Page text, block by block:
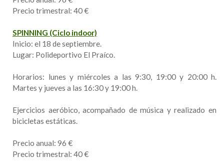
Precio trimestral: 40 €
SPINNING (Ciclo indoor)
Inicio: el 18 de septiembre.
Lugar: Polideportivo El Praíco.
Horarios: lunes y miércoles a las 9:30, 19:00 y 20:00 h.
Martes y jueves a las 16:30 y 19:00 h.
Ejercicios aeróbico, acompañado de música y realizado en
bicicletas estáticas.
Precio anual: 96 €
Precio trimestral: 40 €